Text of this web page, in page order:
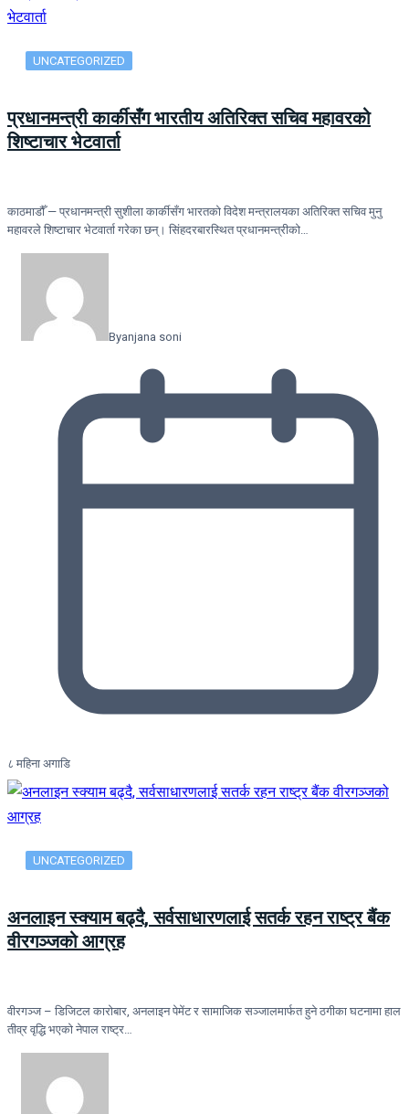
UNCATEGORIZED
प्रधानमन्त्री कार्कीसँग भारतीय अतिरिक्त सचिव महावरको
शिष्टाचार भेटवार्ता
काठमाडौँ — प्रधानमन्त्री सुशीला कार्कीसँग भारतको विदेश मन्त्रालयका अतिरिक्त सचिव मुनु
महावरले शिष्टाचार भेटवार्ता गरेका छन्। सिंहदरबारस्थित प्रधानमन्त्रीको…
Byanjana soni
८ महिना अगाडि
UNCATEGORIZED
अनलाइन स्क्याम बढ्दै, सर्वसाधारणलाई सतर्क रहन राष्ट्र बैंक
वीरगञ्जको आग्रह
वीरगञ्ज – डिजिटल कारोबार, अनलाइन पेमेंट र सामाजिक सञ्जालमार्फत हुने ठगीका घटनामा हाल
तीव्र वृद्धि भएको नेपाल राष्ट्र…